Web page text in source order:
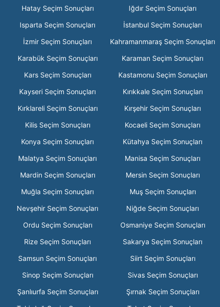
Hatay Seçim Sonuçları
Iğdır Seçim Sonuçları
Isparta Seçim Sonuçları
İstanbul Seçim Sonuçları
İzmir Seçim Sonuçları
Kahramanmaraş Seçim Sonuçları
Karabük Seçim Sonuçları
Karaman Seçim Sonuçları
Kars Seçim Sonuçları
Kastamonu Seçim Sonuçları
Kayseri Seçim Sonuçları
Kırıkkale Seçim Sonuçları
Kırklareli Seçim Sonuçları
Kırşehir Seçim Sonuçları
Kilis Seçim Sonuçları
Kocaeli Seçim Sonuçları
Konya Seçim Sonuçları
Kütahya Seçim Sonuçları
Malatya Seçim Sonuçları
Manisa Seçim Sonuçları
Mardin Seçim Sonuçları
Mersin Seçim Sonuçları
Muğla Seçim Sonuçları
Muş Seçim Sonuçları
Nevşehir Seçim Sonuçları
Niğde Seçim Sonuçları
Ordu Seçim Sonuçları
Osmaniye Seçim Sonuçları
Rize Seçim Sonuçları
Sakarya Seçim Sonuçları
Samsun Seçim Sonuçları
Siirt Seçim Sonuçları
Sinop Seçim Sonuçları
Sivas Seçim Sonuçları
Şanlıurfa Seçim Sonuçları
Şırnak Seçim Sonuçları